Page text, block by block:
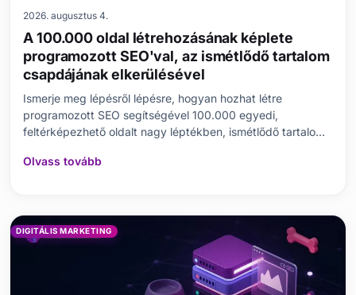
2026. augusztus 4.
A 100.000 oldal létrehozásának képlete
programozott SEO'val, az ismétlődő tartalom
csapdájának elkerülésével
Ismerje meg lépésről lépésre, hogyan hozhat létre
programozott SEO segítségével 100.000 egyedi,
feltérképezhető oldalt nagy léptékben, ismétlődő tartalom
Olvass tovább
DIGITÁLIS MARKETING